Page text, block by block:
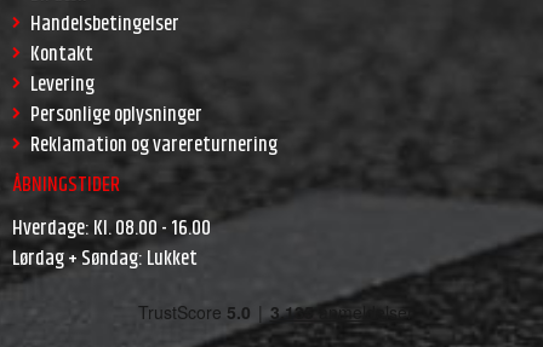
Handelsbetingelser
Kontakt
Levering
Personlige oplysninger
Reklamation og varereturnering
ÅBNINGSTIDER
Hverdage: Kl. 08.00 - 16.00
Lørdag + Søndag: Lukket